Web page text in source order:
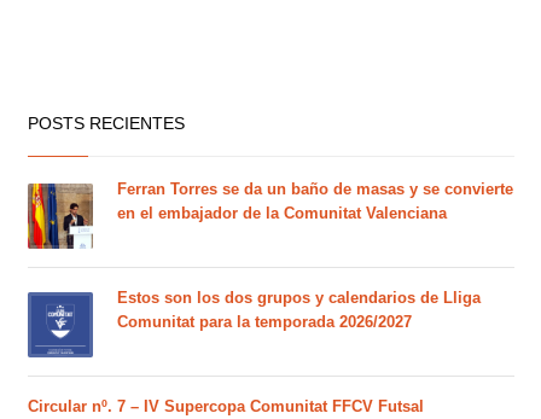
POSTS RECIENTES
Ferran Torres se da un baño de masas y se convierte
en el embajador de la Comunitat Valenciana
Estos son los dos grupos y calendarios de Lliga
Comunitat para la temporada 2026/2027
Circular nº. 7 – IV Supercopa Comunitat FFCV Futsal